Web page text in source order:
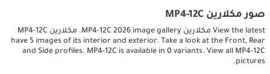
صور مكلارين MP4-12C
View the latest مكلارين MP4-12C 2026 image gallery. مكلارين MP4-12C
have 5 images of its interior and exterior. Take a look at the Front, Rear
and Side profiles. MP4-12C is available in 0 variants. View all MP4-12C
pictures.